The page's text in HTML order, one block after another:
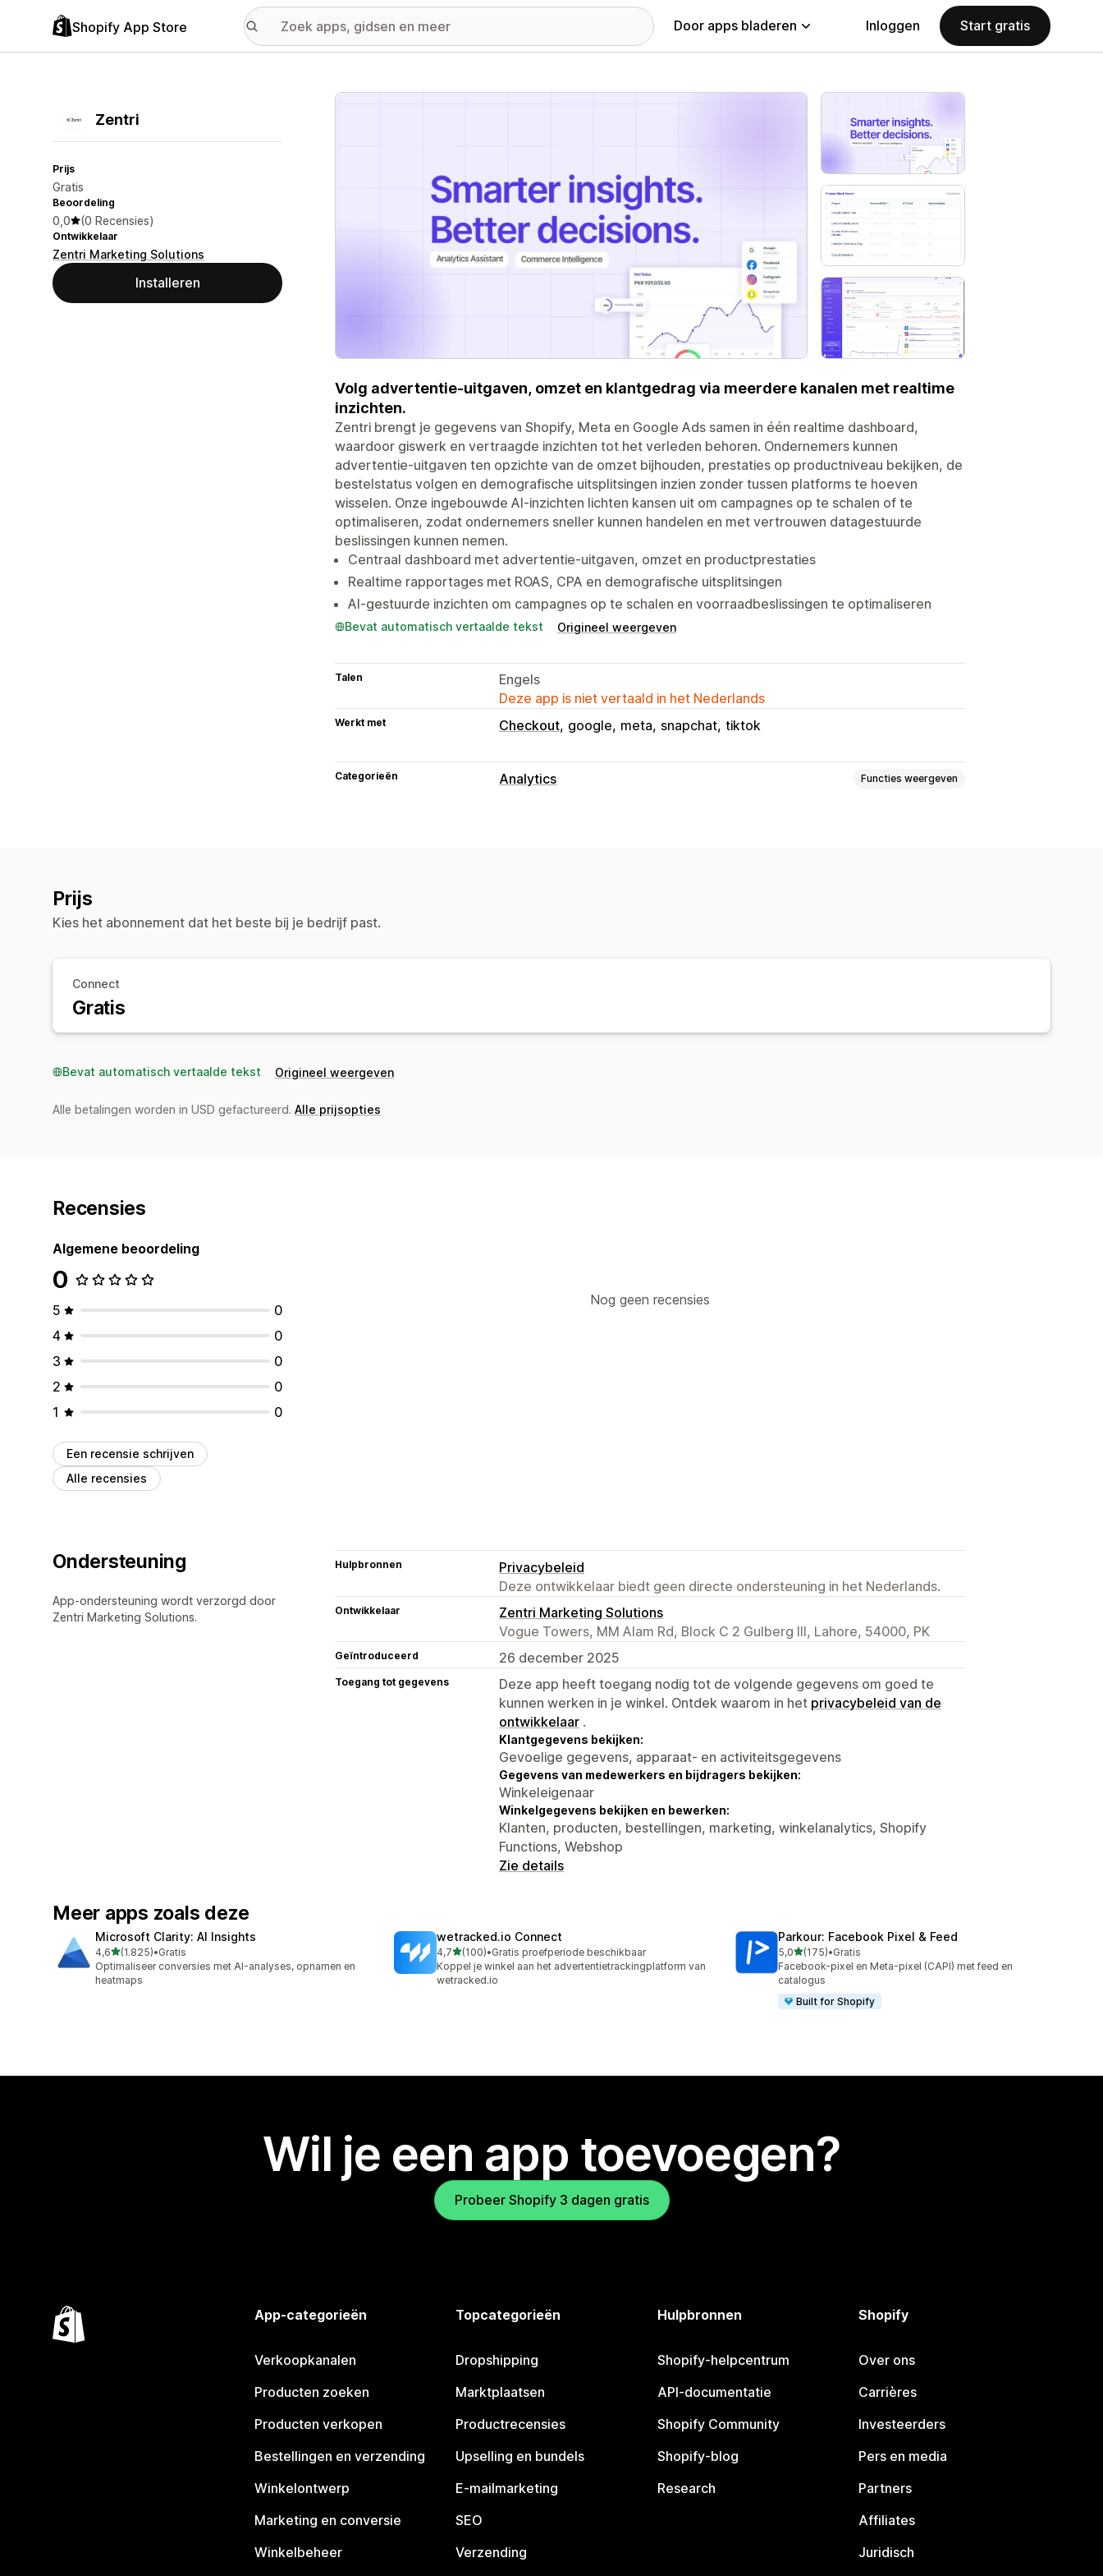
Shopify App Store Door apps bladeren Inloggen Start gratis
Zentri
Prijs
Gratis
Beoordeling
0,0 (0 Recensies)
Ontwikkelaar
Zentri Marketing Solutions
Installeren
Galerij met uitgelichte afbeeldingen
Volg advertentie-uitgaven, omzet en klantgedrag via meerdere kanalen met realtime
inzichten.
Zentri brengt je gegevens van Shopify, Meta en Google Ads samen in één realtime dashboard,
waardoor giswerk en vertraagde inzichten tot het verleden behoren. Ondernemers kunnen
advertentie-uitgaven ten opzichte van de omzet bijhouden, prestaties op productniveau bekijken, de
bestelstatus volgen en demografische uitsplitsingen inzien zonder tussen platforms te hoeven
wisselen. Onze ingebouwde AI-inzichten lichten kansen uit om campagnes op te schalen of te
optimaliseren, zodat ondernemers sneller kunnen handelen en met vertrouwen datagestuurde
beslissingen kunnen nemen.
Centraal dashboard met advertentie-uitgaven, omzet en productprestaties
Realtime rapportages met ROAS, CPA en demografische uitsplitsingen
AI-gestuurde inzichten om campagnes op te schalen en voorraadbeslissingen te optimaliseren
Bevat automatisch vertaalde tekst Origineel weergeven
Talen
Engels
Deze app is niet vertaald in het Nederlands
Werkt met Checkout google meta snapchat tiktok
Categorieën Analytics Functies weergeven
Prijs
Kies het abonnement dat het beste bij je bedrijf past.
Connect
Gratis
Bevat automatisch vertaalde tekst Origineel weergeven
Alle betalingen worden in USD gefactureerd. Alle prijsopties
Recensies
Algemene beoordeling
0
5
0
4
0
3
0
2
0
1
0
Een recensie schrijven
Alle recensies
Nog geen recensies
Ondersteuning
App-ondersteuning wordt verzorgd door
Zentri Marketing Solutions.
Hulpbronnen
Privacybeleid
Deze ontwikkelaar biedt geen directe ondersteuning in het Nederlands.
Ontwikkelaar
Zentri Marketing Solutions
Vogue Towers, MM Alam Rd, Block C 2 Gulberg III, Lahore, 54000, PK
Geïntroduceerd 26 december 2025
Toegang tot gegevens
Deze app heeft toegang nodig tot de volgende gegevens om goed te
kunnen werken in je winkel. Ontdek waarom in het privacybeleid van de
ontwikkelaar .
Klantgegevens bekijken:
Gevoelige gegevens, apparaat- en activiteitsgegevens
Gegevens van medewerkers en bijdragers bekijken:
Winkeleigenaar
Winkelgegevens bekijken en bewerken:
Klanten, producten, bestellingen, marketing, winkelanalytics, Shopify
Functions, Webshop
Zie details
Meer apps zoals deze
Microsoft Clarity: AI Insights
4,6van 5 sterren
(1.825)
1825 recensies in totaal
•Gratis
Optimaliseer conversies met AI-analyses, opnamen en
heatmaps
wetracked.io Connect
4,7van 5 sterren
(100)
100 recensies in totaal
•Gratis proefperiode beschikbaar
Koppel je winkel aan het advertentietrackingplatform van
wetracked.io
Parkour: Facebook Pixel & Feed
5,0van 5 sterren
(175)
175 recensies in totaal
•Gratis
Facebook-pixel en Meta-pixel (CAPI) met feed en
catalogus
Built for Shopify
Wil je een app toevoegen?
Probeer Shopify 3 dagen gratis
App-categorieën
Verkoopkanalen
Producten zoeken
Producten verkopen
Bestellingen en verzending
Winkelontwerp
Marketing en conversie
Winkelbeheer
Topcategorieën
Dropshipping
Marktplaatsen
Productrecensies
Upselling en bundels
E-mailmarketing
SEO
Verzending
Hulpbronnen
Shopify-helpcentrum
API-documentatie
Shopify Community
Shopify-blog
Research
Shopify
Over ons
Carrières
Investeerders
Pers en media
Partners
Affiliates
Juridisch